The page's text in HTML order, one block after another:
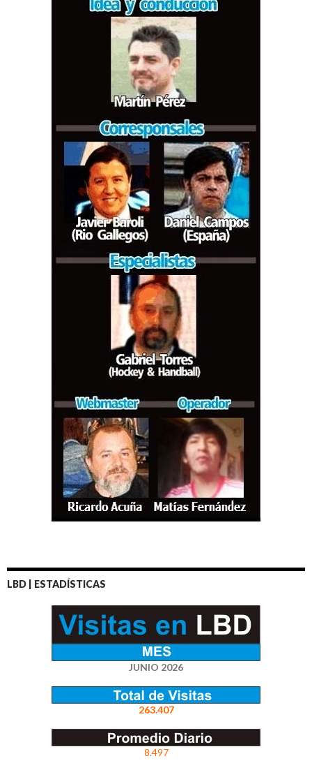
LBD | ESTADÍSTICAS
JUNIO 2026
263.407
8.497